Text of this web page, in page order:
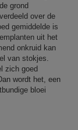
grond
over de
gemiddelde is
uit het
onkruid kan
van stokjes.
zich goed
wordt het, een
bloei